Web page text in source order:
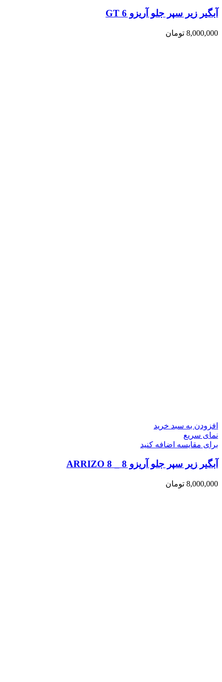
آبگیر زیر سپر جلو آریزو 6 GT
8,000,000 تومان
افزودن به سبد خرید
نمای سریع
برای مقایسه اضافه کنید
آبگیر زیر سپر جلو آریزو 8 _ ARRIZO 8
8,000,000 تومان